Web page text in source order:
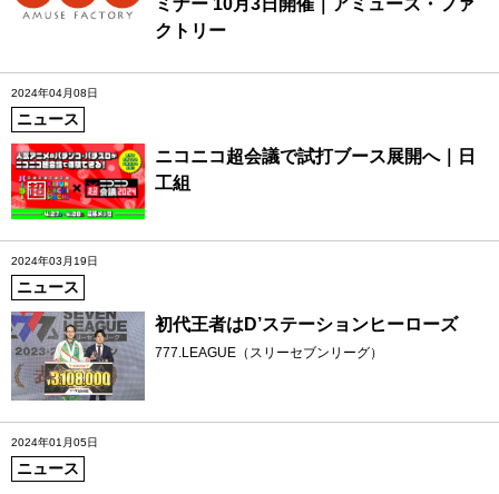
ミナー 10月3日開催｜アミューズ・ファ
クトリー
2024年04月08日
ニュース
ニコニコ超会議で試打ブース展開へ｜日
工組
2024年03月19日
ニュース
初代王者はD’ステーションヒーローズ
777.LEAGUE（スリーセブンリーグ）
2024年01月05日
ニュース